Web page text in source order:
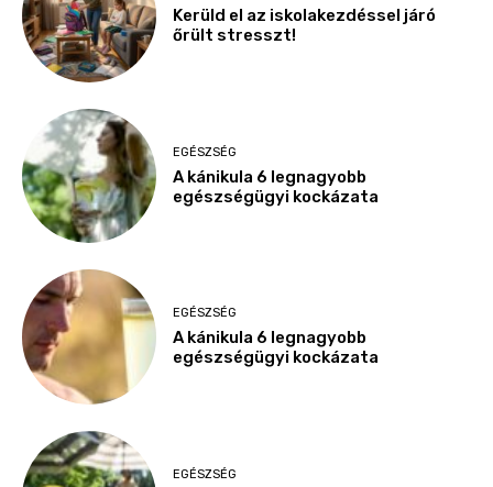
Kerüld el az iskolakezdéssel járó
őrült stresszt!
EGÉSZSÉG
A kánikula 6 legnagyobb
egészségügyi kockázata
EGÉSZSÉG
A kánikula 6 legnagyobb
egészségügyi kockázata
EGÉSZSÉG